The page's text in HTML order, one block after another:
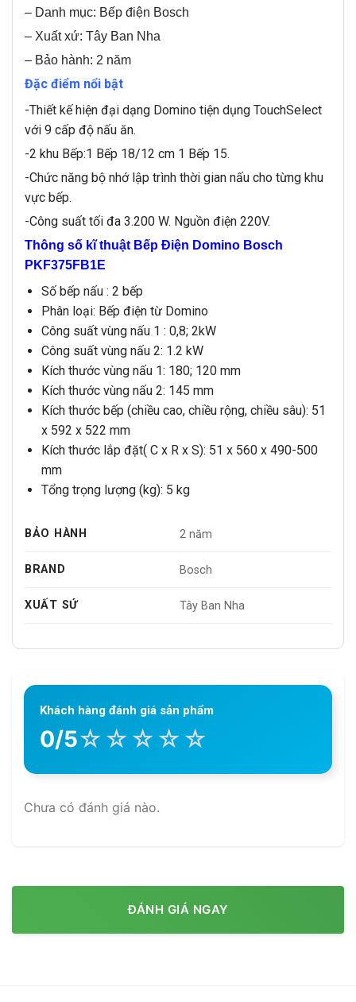
– Danh mục: Bếp điện Bosch
– Xuất xứ: Tây Ban Nha
– Bảo hành: 2 năm
Đặc điểm nổi bật
-Thiết kế hiện đại dạng Domino tiện dụng TouchSelect
với 9 cấp độ nấu ăn.
-2 khu Bếp:1 Bếp 18/12 cm 1 Bếp 15.
-Chức năng bộ nhớ lập trình thời gian nấu cho từng khu
vực bếp.
-Công suất tối đa 3.200 W. Nguồn điện 220V.
Thông số kĩ thuật Bếp Điện Domino Bosch
PKF375FB1E
Số bếp nấu : 2 bếp
Phân loại: Bếp điện từ Domino
Công suất vùng nấu 1 : 0,8; 2kW
Công suất vùng nấu 2: 1.2 kW
Kích thước vùng nấu 1: 180; 120 mm
Kích thước vùng nấu 2: 145 mm
Kích thước bếp (chiều cao, chiều rộng, chiều sâu): 51
x 592 x 522 mm
Kích thước lắp đặt( C x R x S): 51 x 560 x 490-500
mm
Tổng trọng lượng (kg): 5 kg
BẢO HÀNH 2 năm
BRAND Bosch
XUẤT SỨ Tây Ban Nha
Khách hàng đánh giá sản phẩm
0/5☆ ☆ ☆ ☆ ☆
Chưa có đánh giá nào.
ĐÁNH GIÁ NGAY